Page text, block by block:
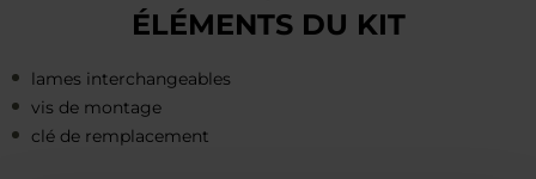
ÉLÉMENTS DU KIT
lames interchangeables
vis de montage
clé de remplacement